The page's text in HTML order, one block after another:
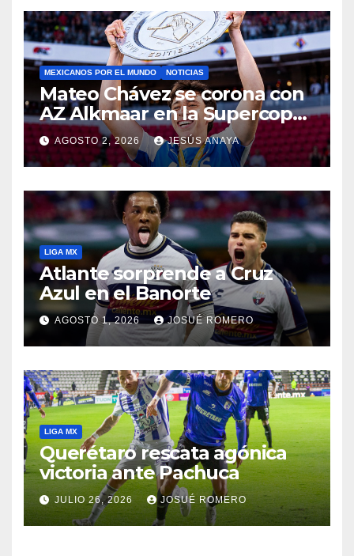
MEXICANOS POR EL MUNDO NOTICIAS
Mateo Chávez se corona con
AZ Alkmaar en la Supercopa
de Países Bajos
AGOSTO 2, 2026 JESÚS ANAYA
LIGA MX
Atlante sorprende a Cruz
Azul en el Banorte
AGOSTO 1, 2026 JOSUÉ ROMERO
LIGA MX
Querétaro rescata agónica
victoria ante Pachuca
JULIO 26, 2026 JOSUÉ ROMERO